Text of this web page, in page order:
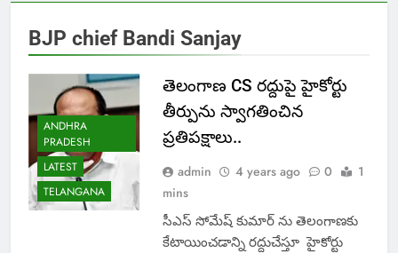
BJP chief Bandi Sanjay
ANDHRA
PRADESH
LATEST
TELANGANA
తెలంగాణ CS రద్దుపై హైకోర్టు
తీర్పును స్వాగతించిన
ప్రతిపక్షాలు..
admin 4 years ago 0
1
mins
సీఎస్ సోమేష్ కుమార్ ను తెలంగాణకు
కేటాయించడాన్ని రద్దుచేస్తూ హైకోర్టు